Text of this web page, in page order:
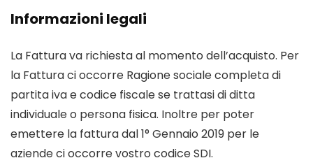
Informazioni legali
La Fattura va richiesta al momento dell’acquisto. Per
la Fattura ci occorre Ragione sociale completa di
partita iva e codice fiscale se trattasi di ditta
individuale o persona fisica. Inoltre per poter
emettere la fattura dal 1° Gennaio 2019 per le
aziende ci occorre vostro codice SDI.